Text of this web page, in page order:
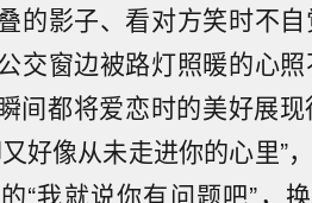
的影子、看对方笑时不
交窗边被路灯照暖的心
都将爱恋时的美好展现
好像从未走进你的心里”
“我就说你有问题吧”，